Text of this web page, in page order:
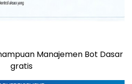
Manajemen Bot Dasar
gratis